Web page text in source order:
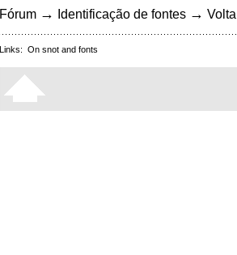
Fórum → Identificação de fontes →
Links: On snot and fonts